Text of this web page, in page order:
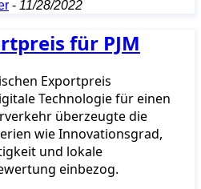
- 11/28/2022
für PJM
Exportpreis
Technologie für einen
überzeugte die
wie Innovationsgrad,
und lokale
einbezog.